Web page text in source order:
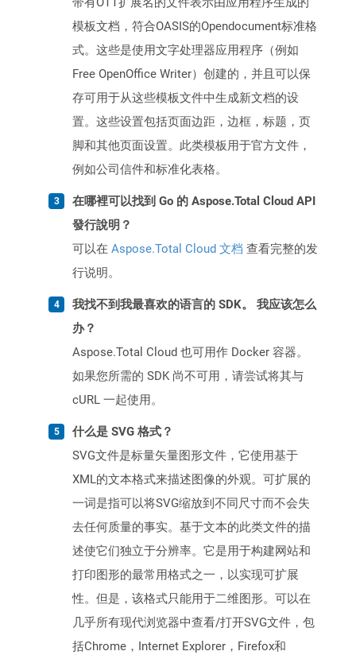
模板文档，符合OASIS的Opendocument标准格
式。这些是使用文字处理器应用程序（例如
Free OpenOffice Writer）创建的，并且可以保
存可用于从这些模板文件中生成新文档的设
置。这些设置包括页面边距，边框，标题，页
脚和其他页面设置。此类模板用于官方文件，
例如公司信件和标准化表格。
在哪裡可以找到 Go 的 Aspose.Total Cloud API
發行說明？
可以在 Aspose.Total Cloud 文档 查看完整的发
行说明。
我找不到我最喜欢的语言的 SDK。 我应该怎么
办？
Aspose.Total Cloud 也可用作 Docker 容器。
如果您所需的 SDK 尚不可用，请尝试将其与
cURL 一起使用。
什么是 SVG 格式？
SVG文件是标量矢量图形文件，它使用基于
XML的文本格式来描述图像的外观。可扩展的
一词是指可以将SVG缩放到不同尺寸而不会失
去任何质量的事实。基于文本的此类文件的描
述使它们独立于分辨率。它是用于构建网站和
打印图形的最常用格式之一，以实现可扩展
性。但是，该格式只能用于二维图形。可以在
几乎所有现代浏览器中查看/打开SVG文件，包
括Chrome，Internet Explorer，Firefox和